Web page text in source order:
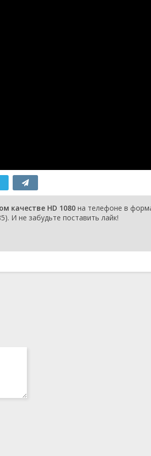
качестве HD 1080 на телефоне в
И не забудьте поставить лайк!